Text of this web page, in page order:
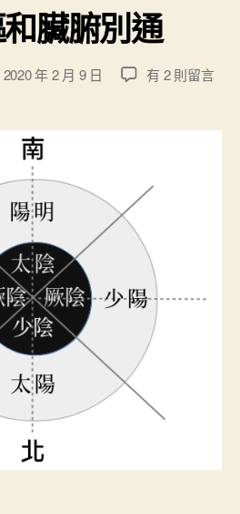
臟腑別通
2020 年 2 月 9 日
在
闔
臟
通
〉
中
有 2 則留言